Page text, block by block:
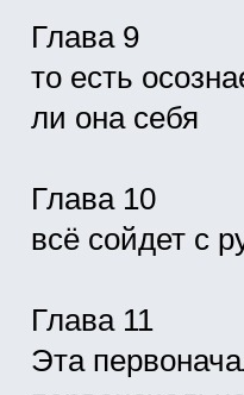
Глава 9
то есть
ли она себя
Глава 10
всё сойдет с
Глава 11
Эта